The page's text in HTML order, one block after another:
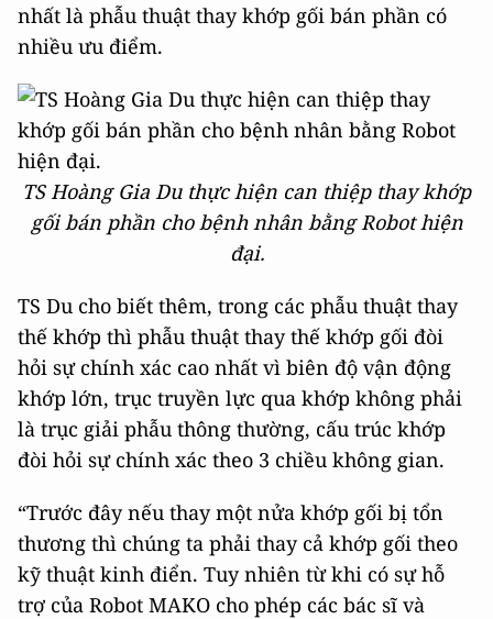
nhất là phẫu thuật thay khớp gối bán phần có
nhiều ưu điểm.
TS Hoàng Gia Du thực hiện can thiệp thay khớp
gối bán phần cho bệnh nhân bằng Robot hiện
đại.
TS Du cho biết thêm, trong các phẫu thuật thay
thế khớp thì phẫu thuật thay thế khớp gối đòi
hỏi sự chính xác cao nhất vì biên độ vận động
khớp lớn, trục truyền lực qua khớp không phải
là trục giải phẫu thông thường, cấu trúc khớp
đòi hỏi sự chính xác theo 3 chiều không gian.
“Trước đây nếu thay một nửa khớp gối bị tổn
thương thì chúng ta phải thay cả khớp gối theo
kỹ thuật kinh điển. Tuy nhiên từ khi có sự hỗ
trợ của Robot MAKO cho phép các bác sĩ và